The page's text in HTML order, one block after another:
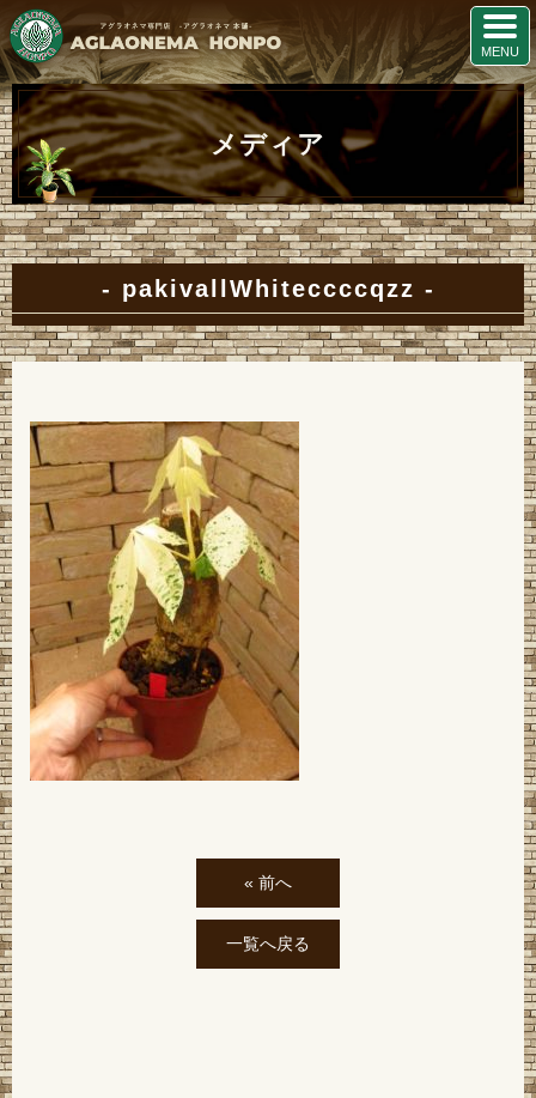
メディア
pakivallWhiteccccqzz
« 前へ
一覧へ戻る